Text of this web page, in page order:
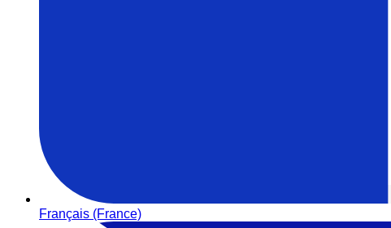
Français (France)